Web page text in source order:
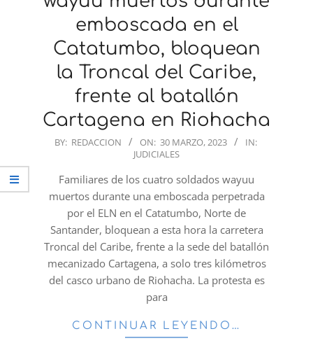
emboscada en el
Catatumbo, bloquean
la Troncal del Caribe,
frente al batallón
Cartagena en Riohacha
2023-
BY: REDACCION ON: 30 MARZO, 2023
IN:
JUDICIALES
Familiares de los cuatro soldados wayuu
muertos durante una emboscada perpetrada
por el ELN en el Catatumbo, Norte de
Santander, bloquean a esta hora la carretera
Troncal del Caribe, frente a la sede del batallón
mecanizado Cartagena, a solo tres kilómetros
del casco urbano de Riohacha. La protesta es
para
CONTINUAR LEYENDO…